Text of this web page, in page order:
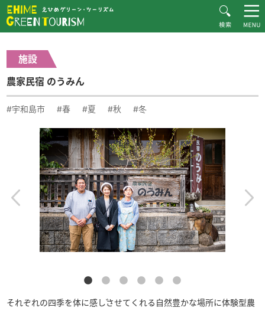
MOVIE
CONTACT
▶︎日本語
施設
農家民宿 のうみん
#宇和島市 #春 #夏 #秋 #冬
それぞれの四季を体に感じさせてくれる自然豊かな場所に体験型農